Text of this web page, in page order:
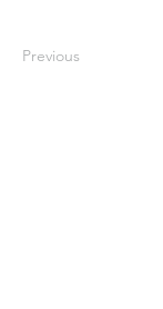
Previous